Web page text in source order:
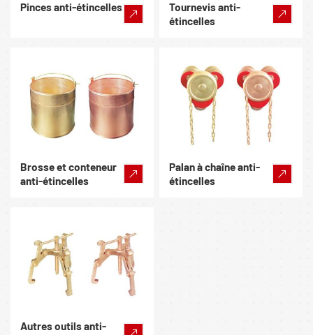
Pinces anti-étincelles
Tournevis anti-
étincelles
Brosse et conteneur
anti-étincelles
Palan à chaîne anti-
étincelles
Autres outils anti-